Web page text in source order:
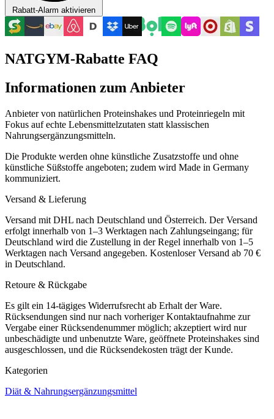
Rabatt-Alarm aktivieren
NATGYM-Rabatte FAQ
Informationen zum Anbieter
Anbieter von natürlichen Proteinshakes und Proteinriegeln mit
Fokus auf echte Lebensmittelzutaten statt klassischen
Nahrungsergänzungsmitteln.
Die Produkte werden ohne künstliche Zusatzstoffe und ohne
künstliche Süßstoffe angeboten; zudem wird Made in Germany
kommuniziert.
Versand & Lieferung
Versand mit DHL nach Deutschland und Österreich. Der Versand
erfolgt innerhalb von 1–3 Werktagen nach Zahlungseingang; für
Deutschland wird die Zustellung in der Regel innerhalb von 1–5
Werktagen nach Versand angegeben. Kostenloser Versand ab 70 €
in Deutschland.
Retoure & Rückgabe
Es gilt ein 14-tägiges Widerrufsrecht ab Erhalt der Ware.
Rücksendungen sind nur nach vorheriger Kontaktaufnahme zur
Vergabe einer Rücksendenummer möglich; akzeptiert wird nur
unbeschädigte und unbenutzte Ware, geöffnete Proteinshakes sind
ausgeschlossen, und die Rücksendekosten trägt der Kunde.
Kategorien
Diät & Nahrungsergänzungsmittel